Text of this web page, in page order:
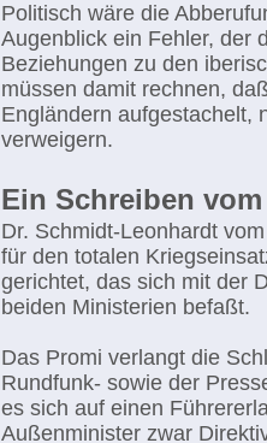
Politisch wäre die
Augenblick ein Fehler, der
Beziehungen zu den
müssen damit rechnen,
Engländern aufgestachelt,
verweigern.
Ein Schreiben
Dr. Schmidt-Leonhardt
für den totalen
gerichtet, das sich mit der
beiden Ministerien befaßt.
Das Promi verlangt die
Rundfunk- sowie der
es sich auf einen
Außenminister zwar